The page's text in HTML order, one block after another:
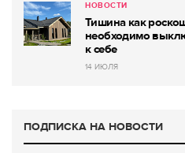
НОВОСТИ
Тишина как
необходимо
к себе
14 ИЮЛЯ
ПОДПИСКА НА НОВОСТИ